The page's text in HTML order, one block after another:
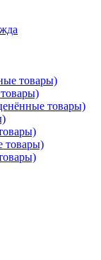
товары)
товары)
товары)